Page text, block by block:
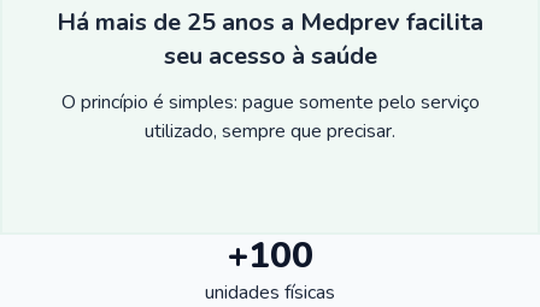
Há mais de 25 anos a Medprev facilita
seu acesso à saúde
O princípio é simples: pague somente pelo serviço
utilizado, sempre que precisar.
+100
unidades físicas